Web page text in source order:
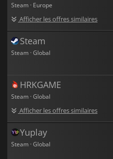
Steam · Europe
Afficher les offres similaires
Steam
Steam · Global
HRKGAME
Steam · Global
Afficher les offres similaires
Yuplay
Steam · Global